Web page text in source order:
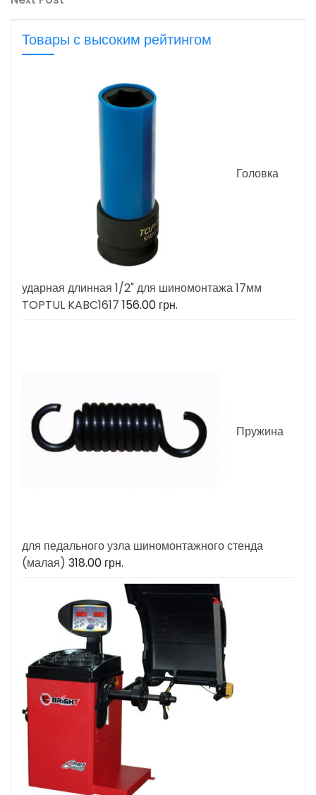
Товары с высоким рейтингом
Головка
ударная длинная 1/2" для шиномонтажа 17мм
TOPTUL KABC1617 156.00 грн.
Пружина
для педального узла шиномонтажного стенда
(малая) 318.00 грн.